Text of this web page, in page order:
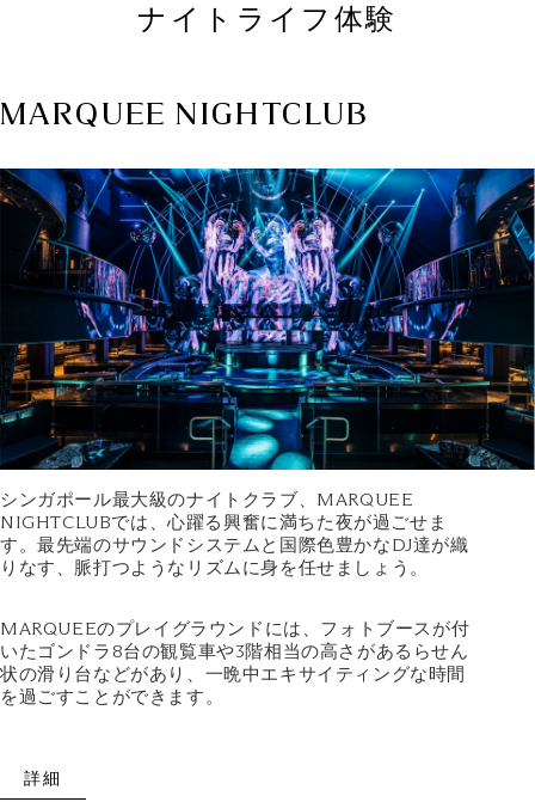
ナイトライフ体験
MARQUEE NIGHTCLUB
シンガポール最大級のナイトクラブ、MARQUEE
NIGHTCLUBでは、心躍る興奮に満ちた夜が過ごせま
す。最先端のサウンドシステムと国際色豊かなDJ達が織
りなす、脈打つようなリズムに身を任せましょう。
MARQUEEのプレイグラウンドには、フォトブースが付
いたゴンドラ8台の観覧車や3階相当の高さがあるらせん
状の滑り台などがあり、一晩中エキサイティングな時間
を過ごすことができます。
詳細